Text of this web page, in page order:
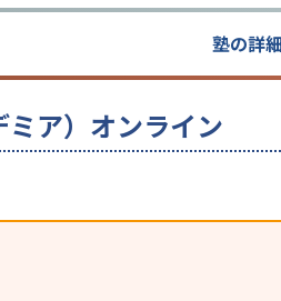
塾の詳
ア）オンライン